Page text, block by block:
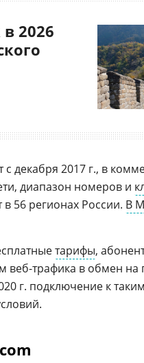
2026
декабря 2017 г., в
диапазон номеров и
56 регионах России. В
тарифы,
трафика в обмен на
г. подключение к